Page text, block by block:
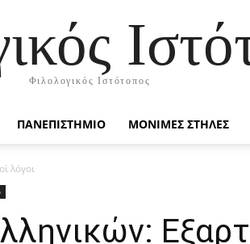
Φιλολογικός Ιστότοπος
ΠΑΝΕΠΙΣΤΗΜΙΟ ΜΟΝΙΜΕΣ ΣΤΗΛΕΣ
λόγοι